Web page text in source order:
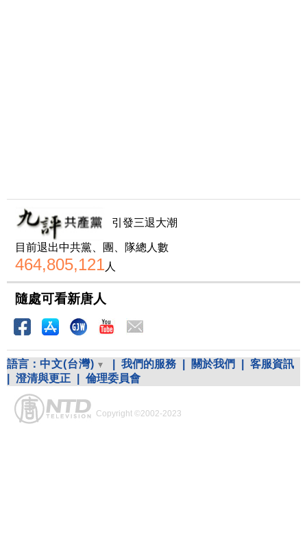
引發三退大潮
目前退出中共黨、團、隊總人數
464,805,121人
隨處可看新唐人
語言： 中文(台灣) 我們的服務 關於我們
客服資訊
澄清與更正 倫理委員會
Copyright ©2002-2023